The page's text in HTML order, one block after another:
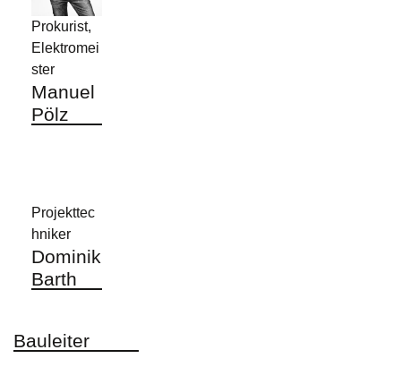
Prokurist,
Elektromei
ster
Manuel
Pölz
Projekttec
hniker
Dominik
Barth
Bauleiter